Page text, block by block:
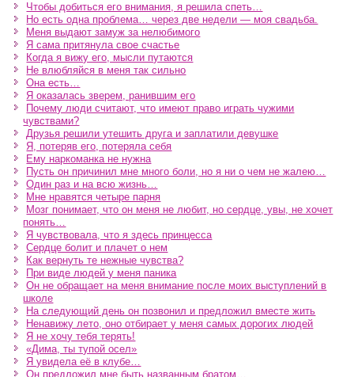
Чтобы добиться его внимания, я решила спеть…
Но есть одна проблема… через две недели — моя свадьба.
Меня выдают замуж за нелюбимого
Я сама притянула свое счастье
Когда я вижу его, мысли путаются
Не влюбляйся в меня так сильно
Она есть…
Я оказалась зверем, ранившим его
Почему люди считают, что имеют право играть чужими
чувствами?
Друзья решили утешить друга и заплатили девушке
Я, потеряв его, потеряла себя
Ему наркоманка не нужна
Пусть он причинил мне много боли, но я ни о чем не жалею…
Один раз и на всю жизнь…
Мне нравятся четыре парня
Мозг понимает, что он меня не любит, но сердце, увы, не хочет
понять…
Я чувствовала, что я здесь принцесса
Сердце болит и плачет о нем
Как вернуть те нежные чувства?
При виде людей у меня паника
Он не обращает на меня внимание после моих выступлений в
школе
На следующий день он позвонил и предложил вместе жить
Ненавижу лето, оно отбирает у меня самых дорогих людей
Я не хочу тебя терять!
«Дима, ты тупой осел»
Я увидела её в клубе…
Он предложил мне быть названным братом…